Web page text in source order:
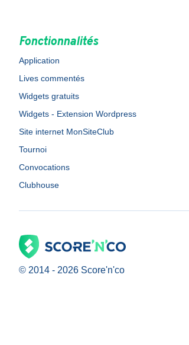
Fonctionnalités
Application
Lives commentés
Widgets gratuits
Widgets - Extension Wordpress
Site internet MonSiteClub
Tournoi
Convocations
Clubhouse
© 2014 - 2026 Score'n'co